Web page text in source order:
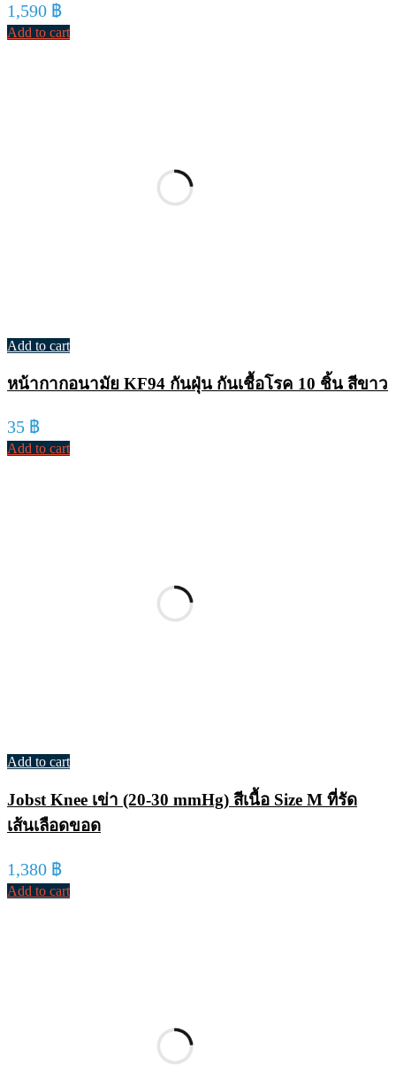
1,590 ฿
Add to cart
Add to cart
หน้ากากอนามัย KF94 กันฝุ่น กันเชื้อโรค 10 ชิ้น สีขาว
35 ฿
Add to cart
Add to cart
Jobst Knee เข่า (20-30 mmHg) สีเนื้อ Size M ที่รัด
เส้นเลือดขอด
1,380 ฿
Add to cart